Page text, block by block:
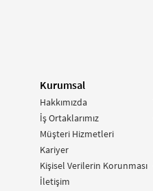
Kurumsal
Hakkımızda
İş Ortaklarımız
Müşteri Hizmetleri
Kariyer
Kişisel Verilerin Korunması
İletişim